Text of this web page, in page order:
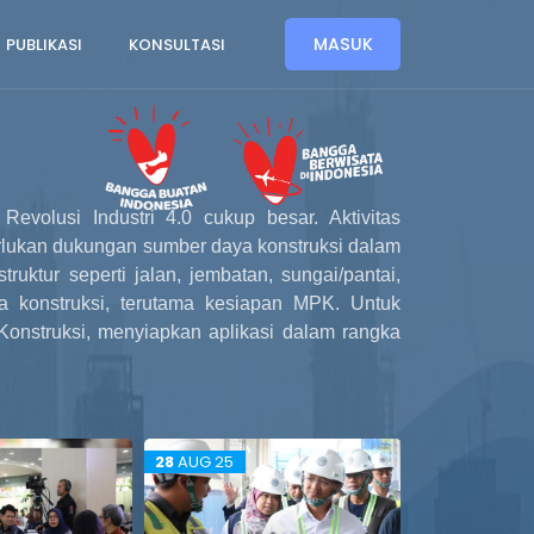
PUBLIKASI KONSULTASI MASUK
Industri 4.0 cukup besar. Aktivitas
dukungan sumber daya konstruksi dalam
seperti jalan, jembatan, sungai/pantai,
konstruksi, terutama kesiapan MPK. Untuk
menyiapkan aplikasi dalam rangka
31JUL 25